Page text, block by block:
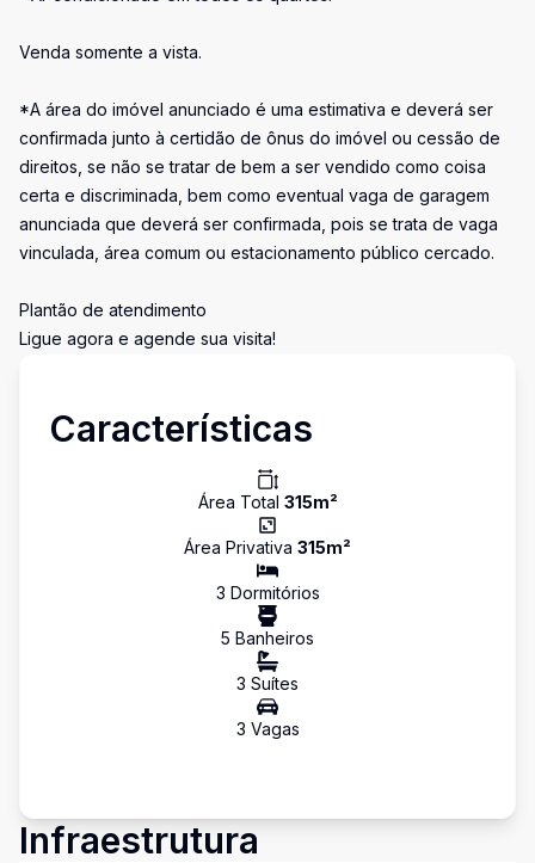
Venda somente a vista.
*A área do imóvel anunciado é uma estimativa e deverá ser
confirmada junto à certidão de ônus do imóvel ou cessão de
direitos, se não se tratar de bem a ser vendido como coisa
certa e discriminada, bem como eventual vaga de garagem
anunciada que deverá ser confirmada, pois se trata de vaga
vinculada, área comum ou estacionamento público cercado.
Plantão de atendimento
Ligue agora e agende sua visita!
Características
Área Total 315m²
Área Privativa 315m²
3 Dormitórios
5 Banheiros
3 Suítes
3 Vagas
Infraestrutura